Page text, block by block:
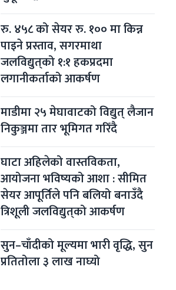
रु. ४५८ को सेयर रु. १०० मा किन्न
पाइने प्रस्ताव, सगरमाथा
जलविद्युत्‌को १:१ हकप्रदमा
लगानीकर्ताको आकर्षण
माडीमा २५ मेघावाटको विद्युत् लैजान
निकुञ्जमा तार भूमिगत गरिँदै
घाटा अहिलेको वास्तविकता,
आयोजना भविष्यको आशा : सीमित
सेयर आपूर्तिले पनि बलियो बनाउँदै
त्रिशूली जलविद्युत्‌को आकर्षण
सुन–चाँदीको मूल्यमा भारी वृद्धि, सुन
प्रतितोला ३ लाख नाघ्यो